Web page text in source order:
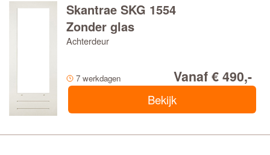
Skantrae SKG 1554
Zonder glas
Achterdeur
7 werkdagen Vanaf € 490,-
Bekijk